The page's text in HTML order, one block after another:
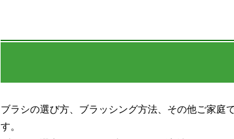
ブラシの選び方、ブラッシング方法、その他ご家庭
す。